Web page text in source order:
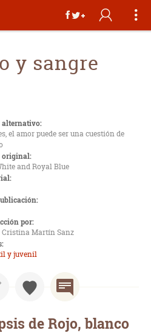
y sangre
el amor puede ser una cuestión de
original:
and Royal Blue
por:
Martín Sanz
y juvenil
de Rojo, blanco